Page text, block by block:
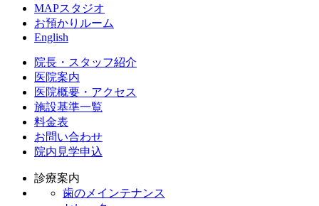
MAPスタジオ
お預かりルーム
English
院長・スタッフ紹介
医院案内
医院概要・アクセス
施設基準一覧
料金表
お問い合わせ
院内見学申込
診療案内
歯のメインテナンス